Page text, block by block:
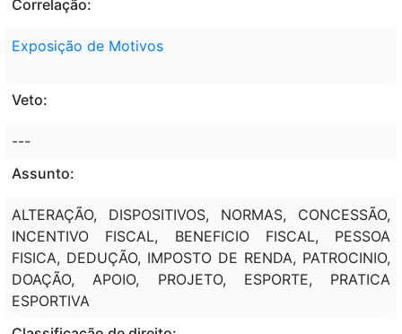
Correlação:
Exposição de Motivos
Veto:
---
Assunto:
ALTERAÇÃO, DISPOSITIVOS, NORMAS, CONCESSÃO,
INCENTIVO FISCAL, BENEFICIO FISCAL, PESSOA
FISICA, DEDUÇÃO, IMPOSTO DE RENDA, PATROCINIO,
DOAÇÃO, APOIO, PROJETO, ESPORTE, PRATICA
ESPORTIVA